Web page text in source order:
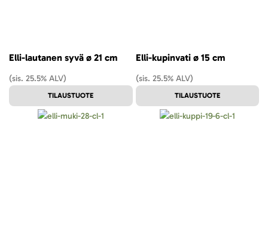
Elli-lautanen syvä ø 21 cm
(sis. 25.5% ALV)
TILAUSTUOTE
Elli-kupinvati ø 15 cm
(sis. 25.5% ALV)
TILAUSTUOTE